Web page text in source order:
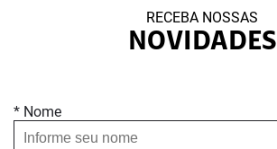
RECEBA NOSSAS
NOVIDADES
* Nome